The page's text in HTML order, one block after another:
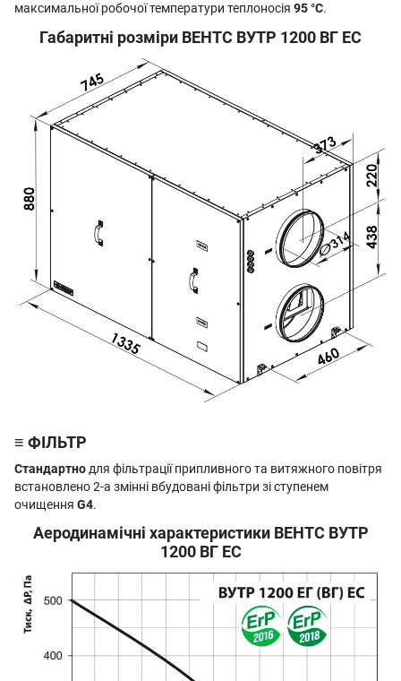
максимальної робочої температури теплоносія 95 °С.
Габаритні розміри ВЕНТС ВУТР 1200 ВГ EC
≡ ФІЛЬТР
Стандартно для фільтрації припливного та витяжного повітря
встановлено 2-а змінні вбудовані фільтри зі ступенем
очищення G4.
Аеродинамічні характеристики ВЕНТС ВУТР
1200 ВГ EC